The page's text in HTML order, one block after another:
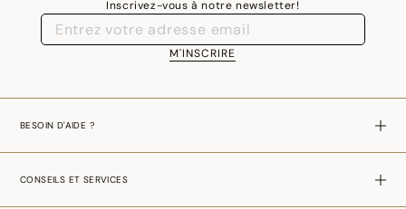
Inscrivez-vous à notre newsletter!
M'INSCRIRE
BESOIN D'AIDE ?
CONSEILS ET SERVICES